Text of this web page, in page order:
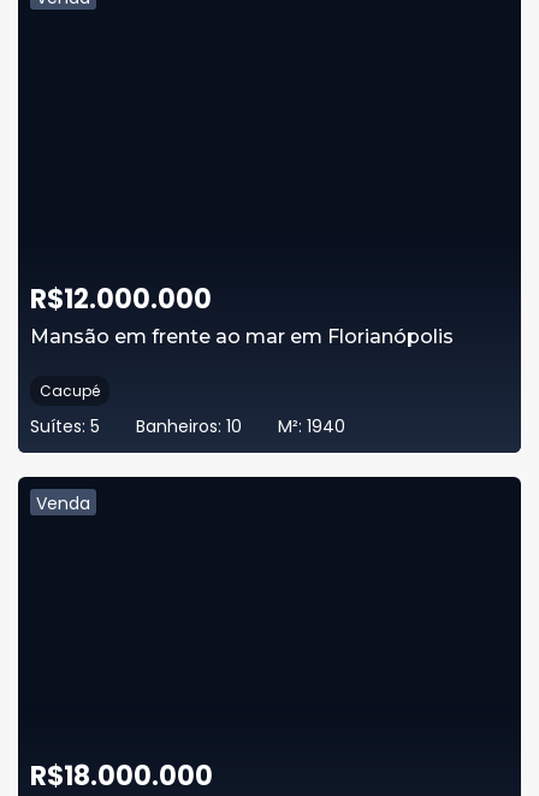
R$12.000.000
Mansão em frente ao mar em Florianópolis
Cacupé
Suítes: 5 Banheiros: 10 M²: 1940
Venda
R$18.000.000